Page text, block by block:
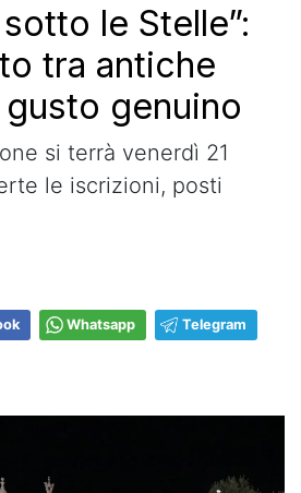
le Stelle”:
tra antiche
genuino
si terrà venerdì 21
le iscrizioni, posti
Whatsapp Telegram